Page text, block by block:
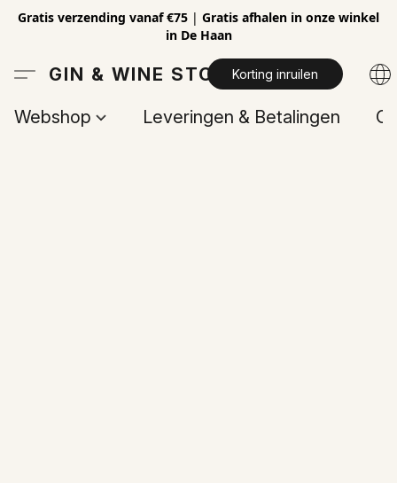
Gratis verzending vanaf €75 | Gratis afhalen in onze winkel
in De Haan
GIN & WINE STOREKorting inruilen
Webshop Leveringen & Betalingen